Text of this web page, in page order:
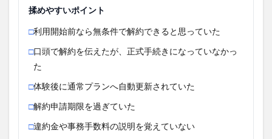
揉めやすいポイント
□利用開始前なら無条件で解約できると思っていた
□口頭で解約を伝えたが、正式手続きになっていなかっ
た
□体験後に通常プランへ自動更新されていた
□解約申請期限を過ぎていた
□違約金や事務手数料の説明を覚えていない